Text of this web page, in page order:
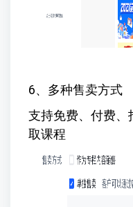
6、多种售卖方式
支持免费、付费、
取课程